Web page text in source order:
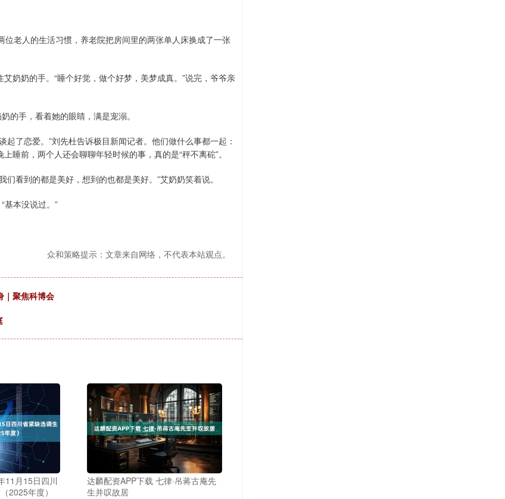
老人的生活习惯，养老院把房间里的两张单人床换成了一张
奶奶的手。“睡个好觉，做个好梦，美梦成真。”说完，爷爷亲
的手，看着她的眼睛，满是宠溺。
了恋爱。”刘先杜告诉极目新闻记者。他们做什么事都一起：
睡前，两个人还会聊聊年轻时候的事，真的是“秤不离砣”。
看到的都是美好，想到的也都是美好。”艾奶奶笑着说。
基本没说过。”
众和策略提示：文章来自网络，不代表本站观点。
｜聚焦科博会
11月15日四川
2025年度）
达麟配资APP下载 七律·吊蒋古庵先
生并叹故居